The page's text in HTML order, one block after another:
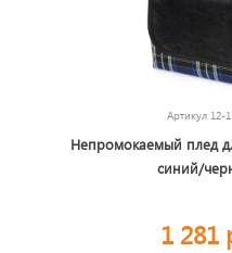
Артикул 12-
Непромокаемый плед
синий/
1 281